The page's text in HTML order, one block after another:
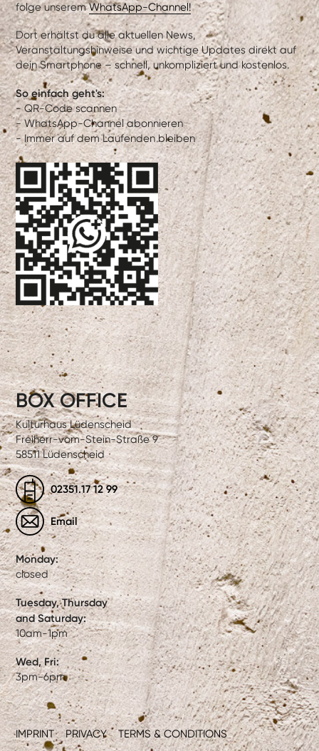
folge unseremWhatsApp-Channel!
Dort erhältst du alle aktuellen News,
Veranstaltungshinweise und wichtige Updates direkt auf
dein Smartphone – schnell, unkompliziert und kostenlos.
So einfach geht's:
- QR-Code scannen
- WhatsApp-Channel abonnieren
- Immer auf dem Laufenden bleiben
IMPRINT PRIVACY TERMS & CONDITIONS
BOX OFFICE
Kulturhaus Lüdenscheid
Freiherr-vom-Stein-Straße 9
58511 Lüdenscheid
02351.17 12 99
Email
Monday:
closed
Tuesday, Thursday
and Saturday:
10am-1pm
Wed, Fri:
3pm-6pm